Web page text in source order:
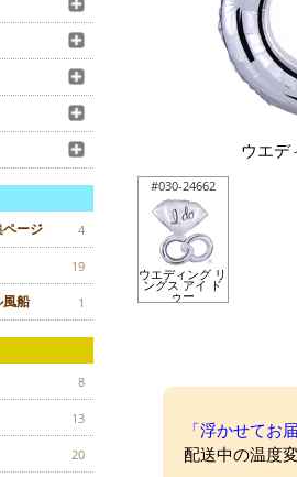
ージ 4
19
船 1
8
13
20
ウエデ
#030-24662
ウエディング リ
ングス アイ ド
ゥー
「浮かせてお
配送中の温度